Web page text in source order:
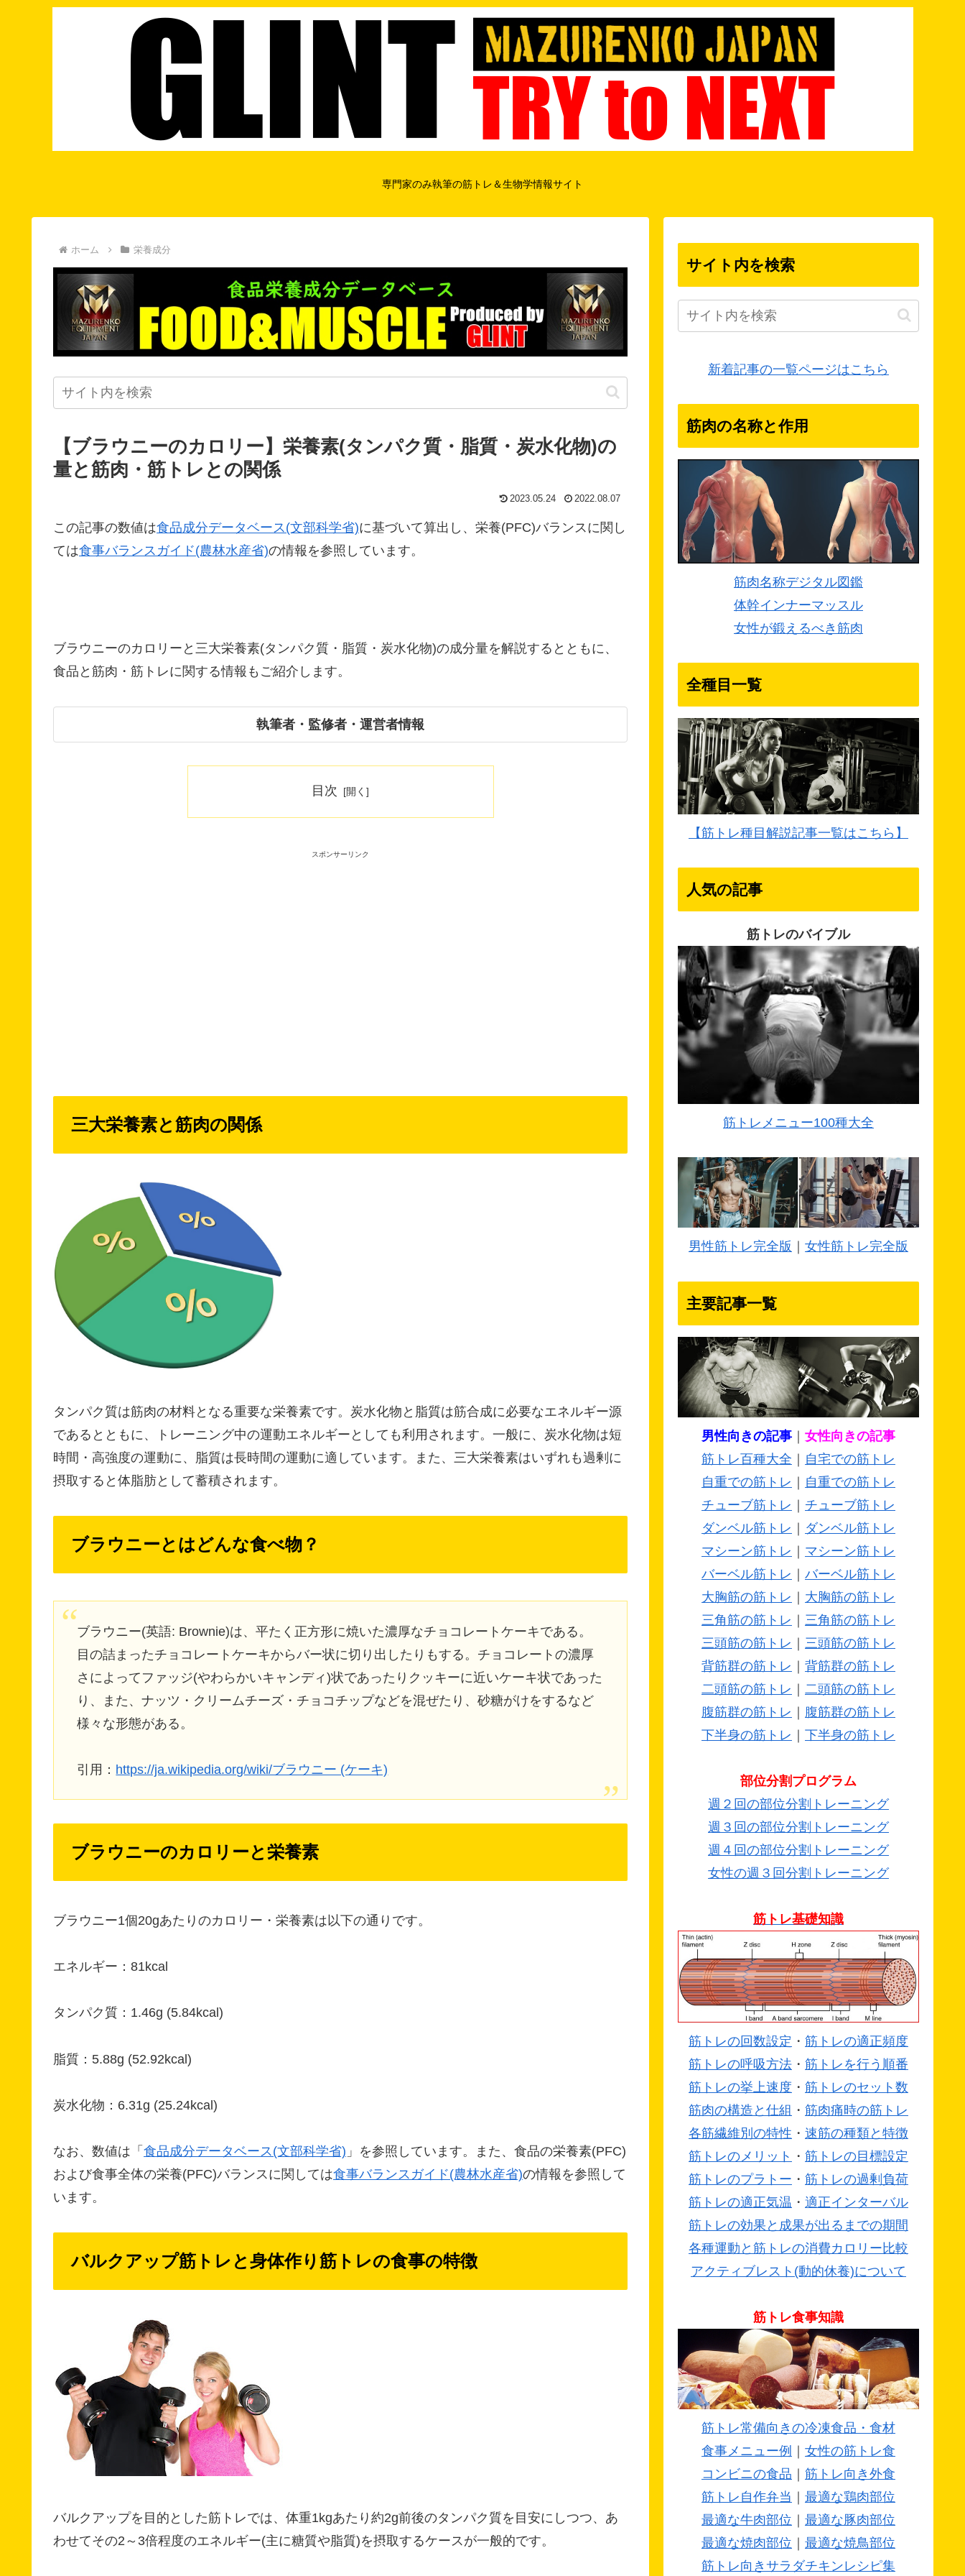
専門家のみ執筆の筋トレ＆生物学情報サイト
ホーム 栄養成分
【ブラウニーのカロリー】栄養素(タンパク質・脂質・炭水化物)の
量と筋肉・筋トレとの関係
2023.05.24 2022.08.07
この記事の数値は食品成分データベース(文部科学省)に基づいて算出し、栄養(PFC)バランスに関し
ては食事バランスガイド(農林水産省)の情報を参照しています。
ブラウニーのカロリーと三大栄養素(タンパク質・脂質・炭水化物)の成分量を解説するとともに、
食品と筋肉・筋トレに関する情報もご紹介します。
執筆者・監修者・運営者情報
目次
スポンサーリンク
三大栄養素と筋肉の関係
タンパク質は筋肉の材料となる重要な栄養素です。炭水化物と脂質は筋合成に必要なエネルギー源
であるとともに、トレーニング中の運動エネルギーとしても利用されます。一般に、炭水化物は短
時間・高強度の運動に、脂質は長時間の運動に適しています。また、三大栄養素はいずれも過剰に
摂取すると体脂肪として蓄積されます。
ブラウニーとはどんな食べ物？
ブラウニー(英語: Brownie)は、平たく正方形に焼いた濃厚なチョコレートケーキである。
目の詰まったチョコレートケーキからバー状に切り出したりもする。チョコレートの濃厚
さによってファッジ(やわらかいキャンディ)状であったりクッキーに近いケーキ状であった
り、また、ナッツ・クリームチーズ・チョコチップなどを混ぜたり、砂糖がけをするなど
様々な形態がある。
引用： https://ja.wikipedia.org/wiki/ブラウニー (ケーキ)
ブラウニーのカロリーと栄養素
ブラウニー1個20gあたりのカロリー・栄養素は以下の通りです。
エネルギー：81kcal
タンパク質：1.46g (5.84kcal)
脂質：5.88g (52.92kcal)
炭水化物：6.31g (25.24kcal)
なお、数値は「 食品成分データベース(文部科学省) 」を参照しています。また、食品の栄養素(PFC)
および食事全体の栄養(PFC)バランスに関しては食事バランスガイド(農林水産省)の情報を参照して
います。
バルクアップ筋トレと身体作り筋トレの食事の特徴
バルクアップを目的とした筋トレでは、体重1kgあたり約2g前後のタンパク質を目安にしつつ、あ
わせてその2～3倍程度のエネルギー(主に糖質や脂質)を摂取するケースが一般的です。
サイト内を検索
新着記事の一覧ページはこちら
筋肉の名称と作用
筋肉名称デジタル図鑑
体幹インナーマッスル
女性が鍛えるべき筋肉
全種目一覧
【筋トレ種目解説記事一覧はこちら】
人気の記事
筋トレのバイブル
筋トレメニュー100種大全
男性筋トレ完全版 女性筋トレ完全版
主要記事一覧
男性向きの記事 ｜ 女性向きの記事
筋トレ百種大全 ｜ 自宅での筋トレ
自重での筋トレ ｜ 自重での筋トレ
チューブ筋トレ ｜ チューブ筋トレ
ダンベル筋トレ ｜ ダンベル筋トレ
マシーン筋トレ ｜ マシーン筋トレ
バーベル筋トレ ｜ バーベル筋トレ
大胸筋の筋トレ ｜ 大胸筋の筋トレ
三角筋の筋トレ ｜ 三角筋の筋トレ
三頭筋の筋トレ ｜ 三頭筋の筋トレ
背筋群の筋トレ ｜ 背筋群の筋トレ
二頭筋の筋トレ ｜ 二頭筋の筋トレ
腹筋群の筋トレ ｜ 腹筋群の筋トレ
下半身の筋トレ ｜ 下半身の筋トレ
部位分割プログラム
週２回の部位分割トレーニング
週３回の部位分割トレーニング
週４回の部位分割トレーニング
女性の週３回分割トレーニング
筋トレ基礎知識
筋トレの回数設定 ・ 筋トレの適正頻度
筋トレの呼吸方法 ・ 筋トレを行う順番
筋トレの挙上速度 ・ 筋トレのセット数
筋肉の構造と仕組 ・ 筋肉痛時の筋トレ
各筋繊維別の特性 ・ 速筋の種類と特徴
筋トレのメリット ・ 筋トレの目標設定
筋トレのプラトー ・ 筋トレの過剰負荷
筋トレの適正気温 ・ 適正インターバル
筋トレの効果と成果が出るまでの期間
各種運動と筋トレの消費カロリー比較
アクティブレスト(動的休養)について
筋トレ食事知識
筋トレ常備向きの冷凍食品・食材
食事メニュー例
女性の筋トレ食
コンビニの食品
筋トレ向き外食
筋トレ自作弁当
最適な鶏肉部位
最適な牛肉部位
最適な豚肉部位
最適な焼肉部位
最適な焼鳥部位
筋トレ向きサラダチキンレシピ集